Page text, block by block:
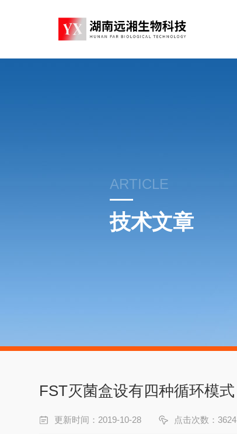
ARTICLE
技术文章
FST灭菌盒设有四种循环模式
更新时间：2019-10-28 点击次数：3624